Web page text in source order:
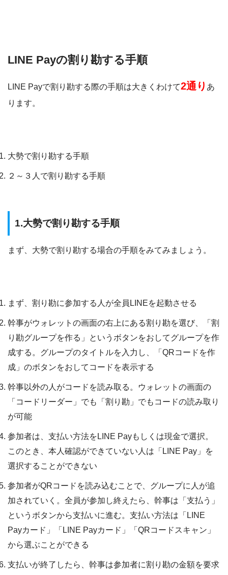
LINE Payの割り勘する手順
LINE Payで割り勘する際の手順は大きくわけて2通り あ
ります。
大勢で割り勘する手順
２～３人で割り勘する手順
1.大勢で割り勘する手順
まず、大勢で割り勘する場合の手順をみてみましょう。
まず、割り勘に参加する人が全員LINEを起動させる
幹事がウォレットの画面の右上にある割り勘を選び、「割
り勘グループを作る」というボタンをおしてグループを作
成する。グループのタイトルを入力し、「QRコードを作
成」のボタンをおしてコードを表示する
幹事以外の人がコードを読み取る。ウォレットの画面の
「コードリーダー」でも「割り勘」でもコードの読み取り
が可能
参加者は、支払い方法をLINE Payもしくは現金で選択。
このとき、本人確認ができていない人は「LINE Pay」を
選択することができない
参加者がQRコードを読み込むことで、グループに人が追
加されていく。全員が参加し終えたら、幹事は「支払う」
というボタンから支払いに進む。支払い方法は「LINE
Payカード」「LINE Payカード」「QRコードスキャン」
から選ぶことができる
支払いが終了したら、幹事は参加者に割り勘の金額を要求